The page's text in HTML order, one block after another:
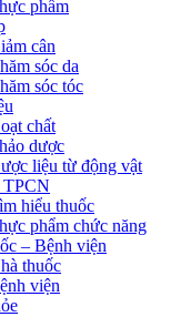
phẩm
cân
sóc da
sóc tóc
chất
dược
liệu từ động vật
TPCN
hiểu thuốc
phẩm chức năng
– Bệnh viện
thuốc
viện